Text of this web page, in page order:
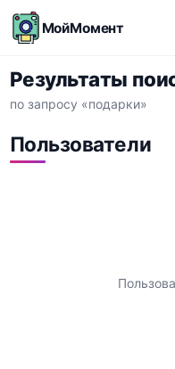
МойМомент
Результаты
по запросу «подарки»
Пользователи